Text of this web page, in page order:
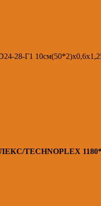
28-Г1
TECHNOPLEX